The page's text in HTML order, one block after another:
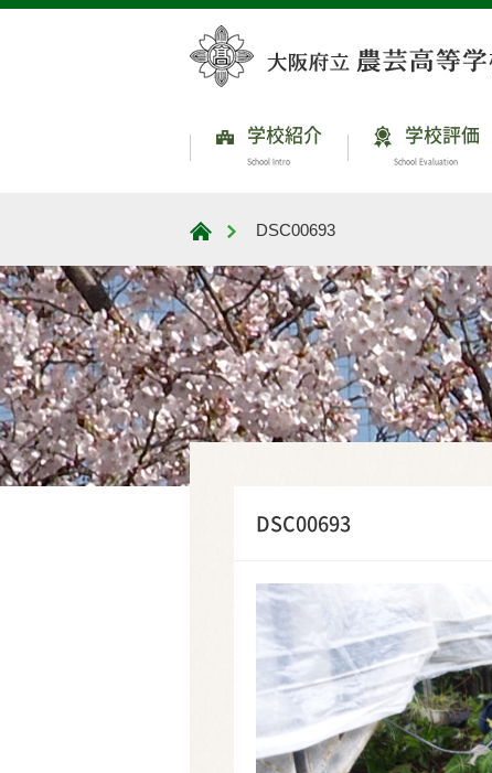
学校紹介
School Intro
学校評価
School Evaluation
大阪府立農芸高等学校
DSC00693
DSC00693